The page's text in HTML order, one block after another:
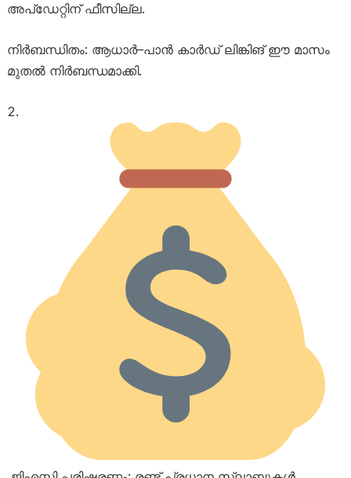
അപ്ഡേറ്റിന് ഫീസില്ല.
നിർബന്ധിതം: ആധാർ–പാൻ കാർഡ് ലിങ്കിങ് ഈ മാസം
മുതൽ നിർബന്ധമാക്കി.